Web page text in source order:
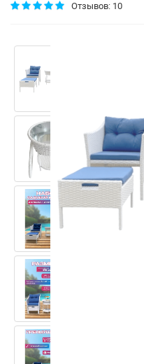
Отзывов: 10